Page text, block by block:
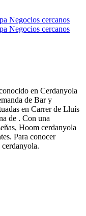
Negocios cercanos
Negocios cercanos
en Cerdanyola
de Bar y
en Carrer de Lluís
de . Con una
Hoom cerdanyola
Para conocer